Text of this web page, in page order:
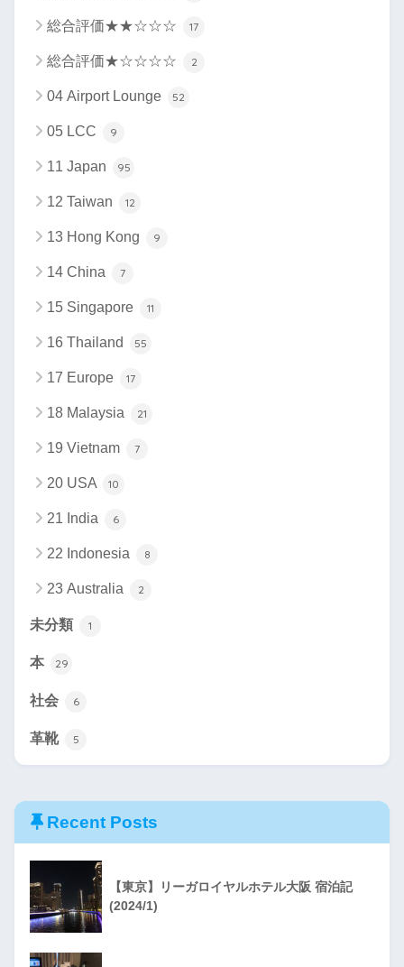
総合評価★★☆☆☆ 17
総合評価★☆☆☆☆ 2
04 Airport Lounge 52
05 LCC 9
11 Japan 95
12 Taiwan 12
13 Hong Kong 9
14 China 7
15 Singapore 11
16 Thailand 55
17 Europe 17
18 Malaysia 21
19 Vietnam 7
20 USA 10
21 India 6
22 Indonesia 8
23 Australia 2
未分類 1
本 29
社会 6
革靴 5
Recent Posts
【東京】リーガロイヤルホテル大阪 宿泊記
(2024/1)